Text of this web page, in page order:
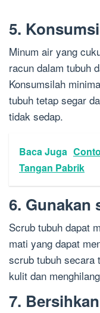
5.
Minum air yang
racun dalam tubuh
Konsumsilah
tubuh tetap segar
tidak sedap.
Baca Juga
Tangan Pabrik
6. Gunakan
Scrub tubuh dapat
mati yang dapat
scrub tubuh secara
kulit dan
7.